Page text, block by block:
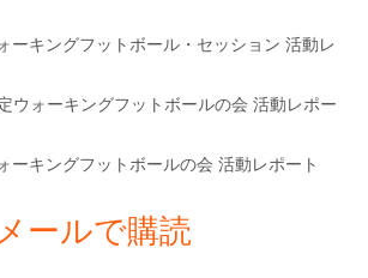
ーキングフットボール・セッション 活動レ
ウォーキングフットボールの会 活動レポー
ーキングフットボールの会 活動レポート
ールで購読